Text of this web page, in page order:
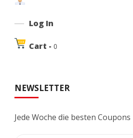
Log In
Cart - 0
NEWSLETTER
Jede Woche die besten